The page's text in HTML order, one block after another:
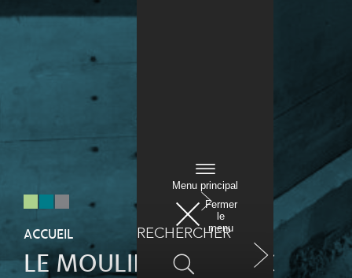
Fermer
le
menu
Menu principal
RECHERCHER
ACCUEIL
LE MOULIN DE VITRAC